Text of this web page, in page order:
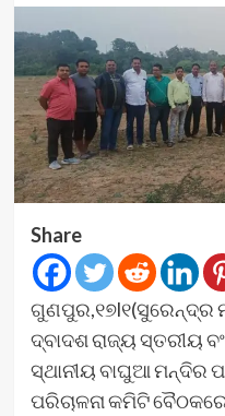
Share
ଗୁଣପୁର,୧୭l୧(ସୁରେନ୍ଦ୍ର
ଦ୍ବାଦଶ ରାଜ୍ୟ ସ୍ତରୀୟ
ସ୍ଥାନୀୟ ବାଘୁଆ
ପରିଚାଳନା କମିଟି